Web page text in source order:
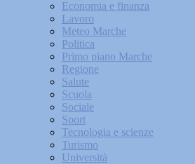
Economia e finanza
Lavoro
Meteo Marche
Politica
Primo piano Marche
Regione
Salute
Scuola
Sociale
Sport
Tecnologia e scienze
Turismo
Università